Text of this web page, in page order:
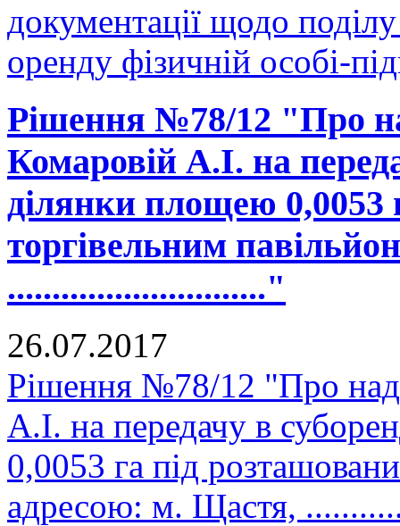
документації щодо
оренду фізичній особі-
Рішення №78/12 "Про
Комаровій А.І. на
ділянки площею 0,0053
торгівельним
............................."
26.07.2017
Рішення №78/12 "Про
А.І. на передачу в
0,0053 га під
адресою: м. Щастя,